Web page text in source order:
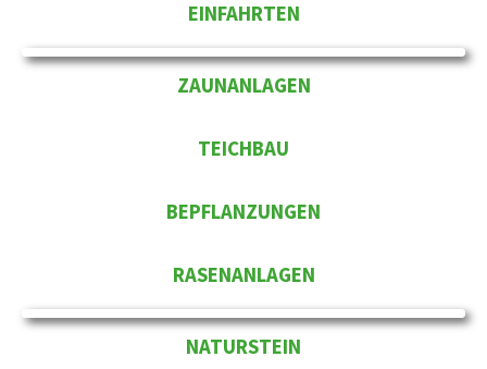
EINFAHRTEN
ZAUNANLAGEN
TEICHBAU
BEPFLANZUNGEN
RASENANLAGEN
NATURSTEIN